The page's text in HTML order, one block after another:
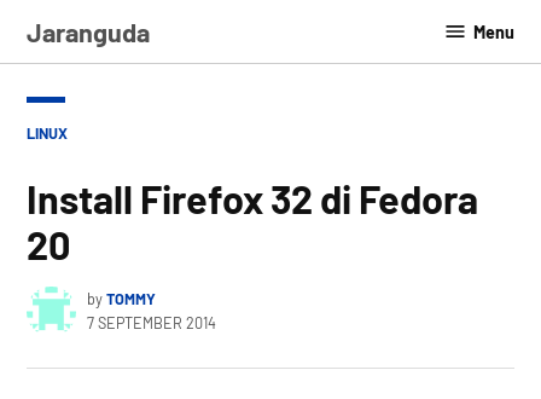
Jaranguda Menu
POSTED
LINUX
Install Firefox 32 di Fedora
20
byTOMMY
7 SEPTEMBER 2014